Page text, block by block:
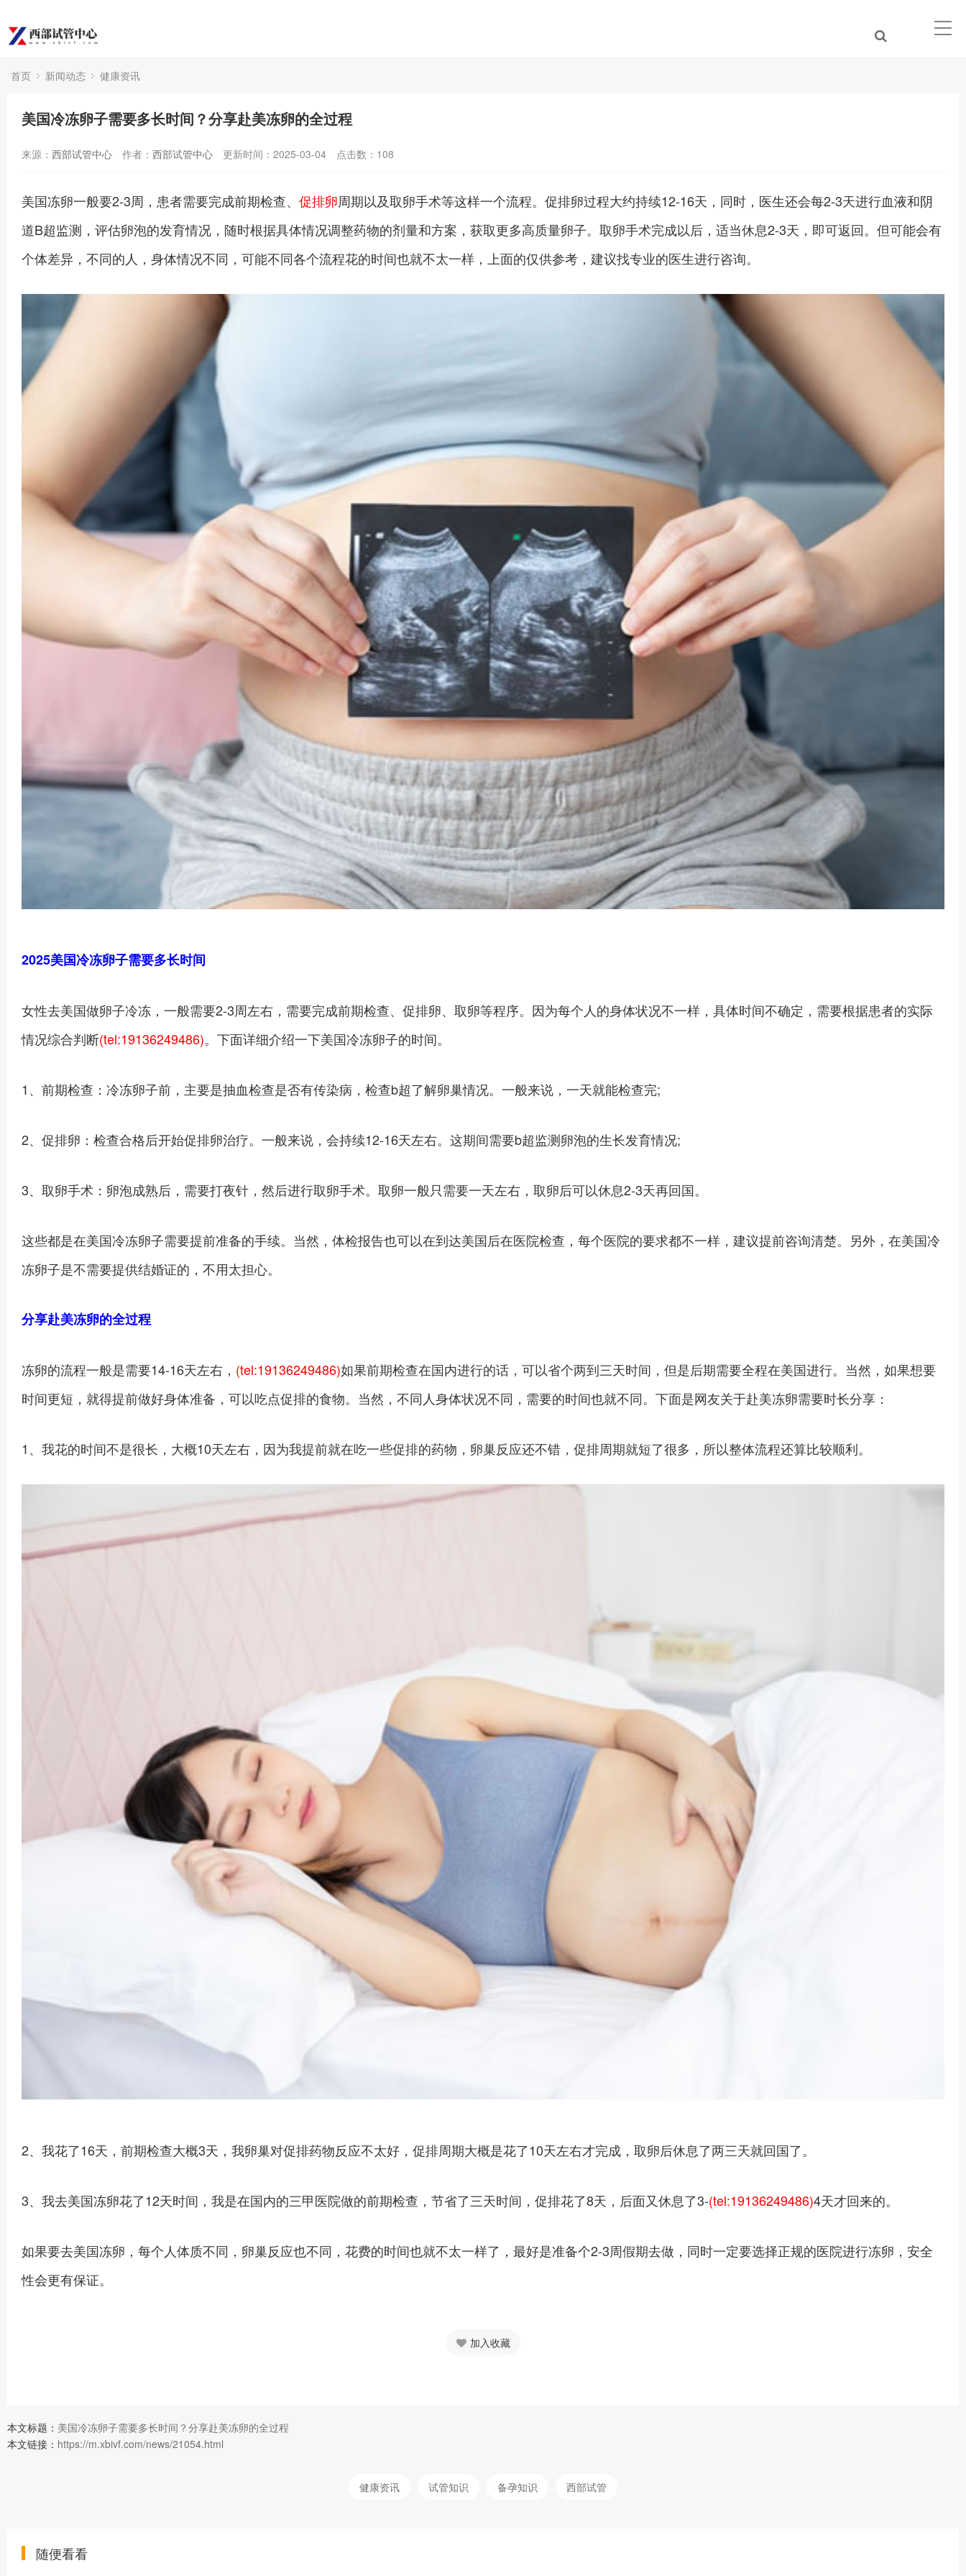
首页 新闻动态 健康资讯
美国冷冻卵子需要多长时间？分享赴美冻卵的全过程
来源： 西部试管中心 作者： 西部试管中心 更新时间：2025-03-04 点击数： 108
美国冻卵一般要2-3周，患者需要完成前期检查、 促排卵周期以及取卵手术等这样一个流程。促排卵过程大约持续12-16天，同时，医生还会每2-3天进行血液和阴
道B超监测，评估卵泡的发育情况，随时根据具体情况调整药物的剂量和方案，获取更多高质量卵子。取卵手术完成以后，适当休息2-3天，即可返回。但可能会有
个体差异，不同的人，身体情况不同，可能不同各个流程花的时间也就不太一样，上面的仅供参考，建议找专业的医生进行咨询。
2025美国冷冻卵子需要多长时间
女性去美国做卵子冷冻，一般需要2-3周左右，需要完成前期检查、促排卵、取卵等程序。因为每个人的身体状况不一样，具体时间不确定，需要根据患者的实际
情况综合判断(tel:19136249486)。下面详细介绍一下美国冷冻卵子的时间。
1、前期检查：冷冻卵子前，主要是抽血检查是否有传染病，检查b超了解卵巢情况。一般来说，一天就能检查完;
2、促排卵：检查合格后开始促排卵治疗。一般来说，会持续12-16天左右。这期间需要b超监测卵泡的生长发育情况;
3、取卵手术：卵泡成熟后，需要打夜针，然后进行取卵手术。取卵一般只需要一天左右，取卵后可以休息2-3天再回国。
这些都是在美国冷冻卵子需要提前准备的手续。当然，体检报告也可以在到达美国后在医院检查，每个医院的要求都不一样，建议提前咨询清楚。另外，在美国冷
冻卵子是不需要提供结婚证的，不用太担心。
分享赴美冻卵的全过程
冻卵的流程一般是需要14-16天左右， (tel:19136249486)如果前期检查在国内进行的话，可以省个两到三天时间，但是后期需要全程在美国进行。当然，如果想要
时间更短，就得提前做好身体准备，可以吃点促排的食物。当然，不同人身体状况不同，需要的时间也就不同。下面是网友关于赴美冻卵需要时长分享：
1、我花的时间不是很长，大概10天左右，因为我提前就在吃一些促排的药物，卵巢反应还不错，促排周期就短了很多，所以整体流程还算比较顺利。
2、我花了16天，前期检查大概3天，我卵巢对促排药物反应不太好，促排周期大概是花了10天左右才完成，取卵后休息了两三天就回国了。
3、我去美国冻卵花了12天时间，我是在国内的三甲医院做的前期检查，节省了三天时间，促排花了8天，后面又休息了3-(tel:19136249486)4天才回来的。
如果要去美国冻卵，每个人体质不同，卵巢反应也不同，花费的时间也就不太一样了，最好是准备个2-3周假期去做，同时一定要选择正规的医院进行冻卵，安全
性会更有保证。
加入收藏
本文标题： 美国冷冻卵子需要多长时间？分享赴美冻卵的全过程
本文链接： https://m.xbivf.com/news/21054.html
健康资讯 试管知识 备孕知识 西部试管
随便看看